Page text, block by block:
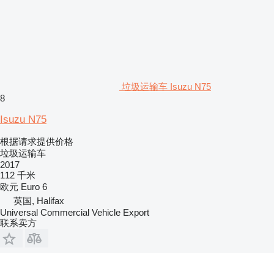
垃圾运输车 Isuzu N75
8
Isuzu N75
根据请求提供价格
垃圾运输车
2017
112 千米
欧元 Euro 6
英国, Halifax
Universal Commercial Vehicle Export
联系卖方